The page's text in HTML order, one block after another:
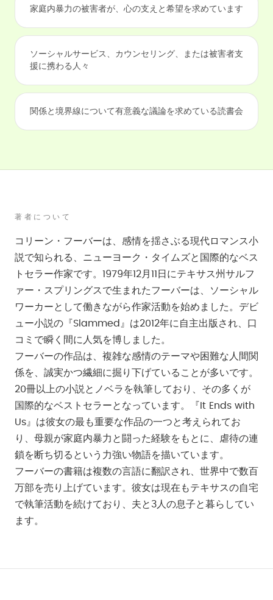
家庭内暴力の被害者が、心の支えと希望を求めています
ソーシャルサービス、カウンセリング、または被害者支
援に携わる人々
関係と境界線について有意義な議論を求めている読書会
著者について
コリーン・フーバーは、感情を揺さぶる現代ロマンス小
説で知られる、ニューヨーク・タイムズと国際的なベス
トセラー作家です。1979年12月11日にテキサス州サルフ
ァー・スプリングスで生まれたフーバーは、ソーシャル
ワーカーとして働きながら作家活動を始めました。デビ
ュー小説の『Slammed』は2012年に自主出版され、口
コミで瞬く間に人気を博しました。
フーバーの作品は、複雑な感情のテーマや困難な人間関
係を、誠実かつ繊細に掘り下げていることが多いです。
20冊以上の小説とノベラを執筆しており、その多くが
国際的なベストセラーとなっています。『It Ends with
Us』は彼女の最も重要な作品の一つと考えられてお
り、母親が家庭内暴力と闘った経験をもとに、虐待の連
鎖を断ち切るという力強い物語を描いています。
フーバーの書籍は複数の言語に翻訳され、世界中で数百
万部を売り上げています。彼女は現在もテキサスの自宅
で執筆活動を続けており、夫と3人の息子と暮らしてい
ます。